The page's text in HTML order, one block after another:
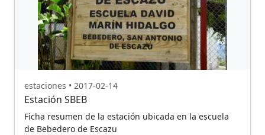
estaciones • 2017-02-14
Estación SBEB
Ficha resumen de la estación ubicada en la escuela
de Bebedero de Escazu